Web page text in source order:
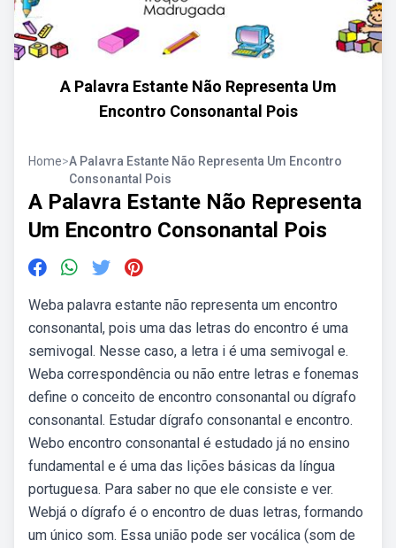
A Palavra Estante Não Representa Um
Encontro Consonantal Pois
Home>A Palavra Estante Não Representa Um Encontro
Consonantal Pois
A Palavra Estante Não Representa
Um Encontro Consonantal Pois
Weba palavra estante não representa um encontro
consonantal, pois uma das letras do encontro é uma
semivogal. Nesse caso, a letra i é uma semivogal e.
Weba correspondência ou não entre letras e fonemas
define o conceito de encontro consonantal ou dígrafo
consonantal. Estudar dígrafo consonantal e encontro.
Webo encontro consonantal é estudado já no ensino
fundamental e é uma das lições básicas da língua
portuguesa. Para saber no que ele consiste e ver.
Webjá o dígrafo é o encontro de duas letras, formando
um único som. Essa união pode ser vocálica (som de